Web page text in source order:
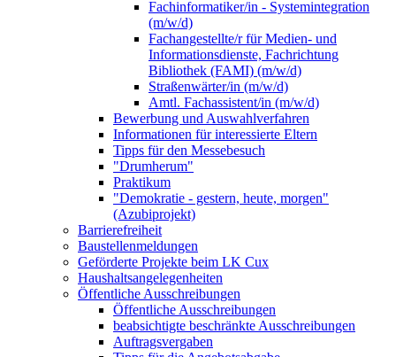
Fachinformatiker/in - Systemintegration
(m/w/d)
Fachangestellte/r für Medien- und
Informationsdienste, Fachrichtung
Bibliothek (FAMI) (m/w/d)
Straßenwärter/in (m/w/d)
Amtl. Fachassistent/in (m/w/d)
Bewerbung und Auswahlverfahren
Informationen für interessierte Eltern
Tipps für den Messebesuch
"Drumherum"
Praktikum
"Demokratie - gestern, heute, morgen"
(Azubiprojekt)
Barrierefreiheit
Baustellenmeldungen
Geförderte Projekte beim LK Cux
Haushaltsangelegenheiten
Öffentliche Ausschreibungen
Öffentliche Ausschreibungen
beabsichtigte beschränkte Ausschreibungen
Auftragsvergaben